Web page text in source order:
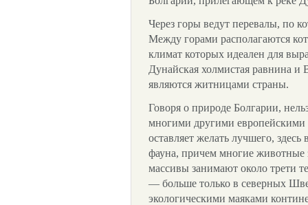
Через горы ведут перевалы, по
Между горами располагаются
климат которых идеален для
Дунайская холмистая равнина и
являются житницами страны.
Говоря о природе Болгарии,
многими другими европейскими
оставляет желать лучшего,
фауна, причем многие
массивы занимают около трети
— больше только в северных
экологическими маяками